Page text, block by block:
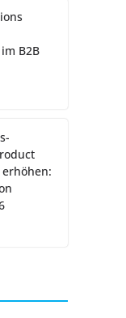
B2B
erhöhen: